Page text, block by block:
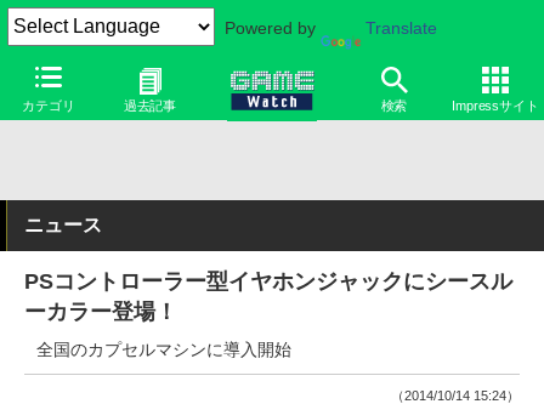
Powered by Translate
カテゴリ 過去記事 検索 Impressサイト
ニュース
PSコントローラー型イヤホンジャックにシースル
ーカラー登場！
全国のカプセルマシンに導入開始
（2014/10/14 15:24）